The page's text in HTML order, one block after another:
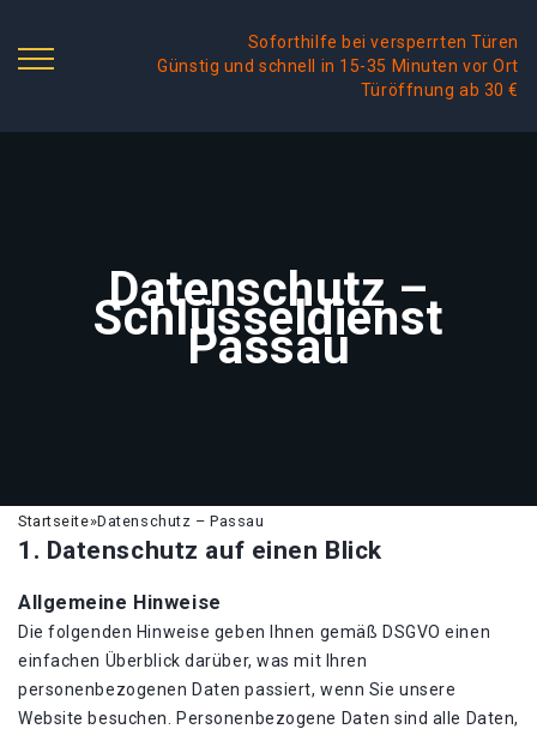
Soforthilfe bei versperrten Türen
Günstig und schnell in 15-35 Minuten vor Ort
Türöffnung ab 30 €
Datenschutz –
Schlüsseldienst
Passau
Startseite»Datenschutz – Passau
1. Datenschutz auf einen Blick
Allgemeine Hinweise
Die folgenden Hinweise geben Ihnen gemäß DSGVO einen
einfachen Überblick darüber, was mit Ihren
personenbezogenen Daten passiert, wenn Sie unsere
Website besuchen. Personenbezogene Daten sind alle Daten,